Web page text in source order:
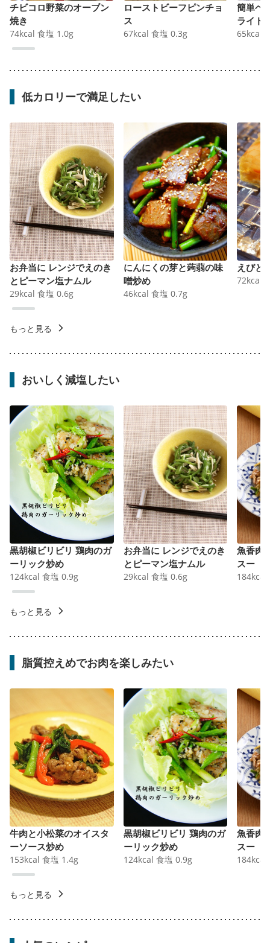
チビコロ野菜のオーブン
焼き
74kcal 食塩 1.0g
ローストビーフピンチョ
ス
67kcal 食塩 0.3g
簡単ヘ
ライド
65kcal
低カロリーで満足したい
お弁当に レンジでえのき
とピーマン塩ナムル
29kcal 食塩 0.6g
にんにくの芽と蒟蒻の味
噌炒め
46kcal 食塩 0.7g
えびと
72kcal
もっと見る
おいしく減塩したい
黒胡椒ビリビリ 鶏肉のガ
ーリック炒め
124kcal 食塩 0.9g
お弁当に レンジでえのき
とピーマン塩ナムル
29kcal 食塩 0.6g
魚香肉
スー
184kcal
もっと見る
脂質控えめでお肉を楽しみたい
牛肉と小松菜のオイスタ
ーソース炒め
153kcal 食塩 1.4g
黒胡椒ビリビリ 鶏肉のガ
ーリック炒め
124kcal 食塩 0.9g
魚香肉
スー
184kcal
もっと見る